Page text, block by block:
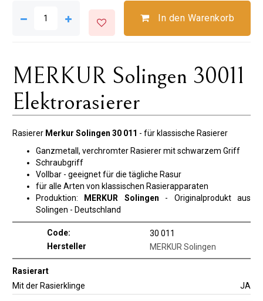
In den Warenkorb
MERKUR Solingen 30011
Elektrorasierer
Rasierer Merkur Solingen 30 011 - für klassische Rasierer
Ganzmetall, verchromter Rasierer mit schwarzem Griff
Schraubgriff
Vollbar - geeignet für die tägliche Rasur
für alle Arten von klassischen Rasierapparaten
Produktion: MERKUR Solingen - Originalprodukt aus
Solingen - Deutschland
Code:
30 011
Hersteller
MERKUR Solingen
Rasierart
Mit der Rasierklinge
JA